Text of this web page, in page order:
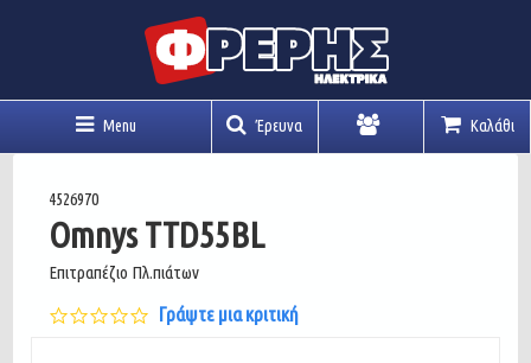
Menu Έρευνα Καλάθι
4526970
Omnys TTD55BL
Επιτραπέζιο Πλ.πιάτων
0.0
star
Γράψτε μια κριτική